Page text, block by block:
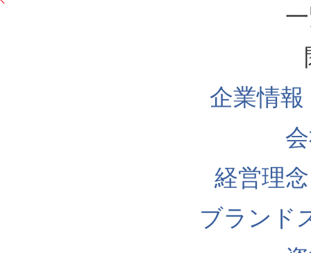
企業情
経営理
ブランド